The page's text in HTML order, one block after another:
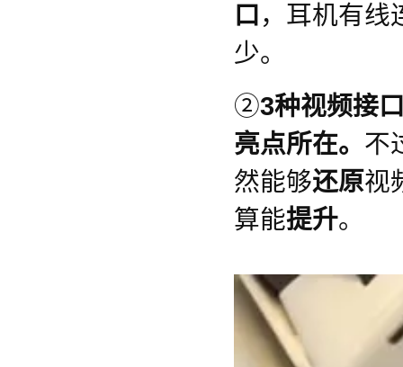
口 ，耳机有线
少。
②3种视频接
亮点所在。 不
然能够还原视
算能提升。